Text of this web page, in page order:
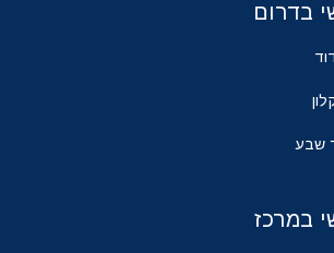
בדרום
שבע
במרכז